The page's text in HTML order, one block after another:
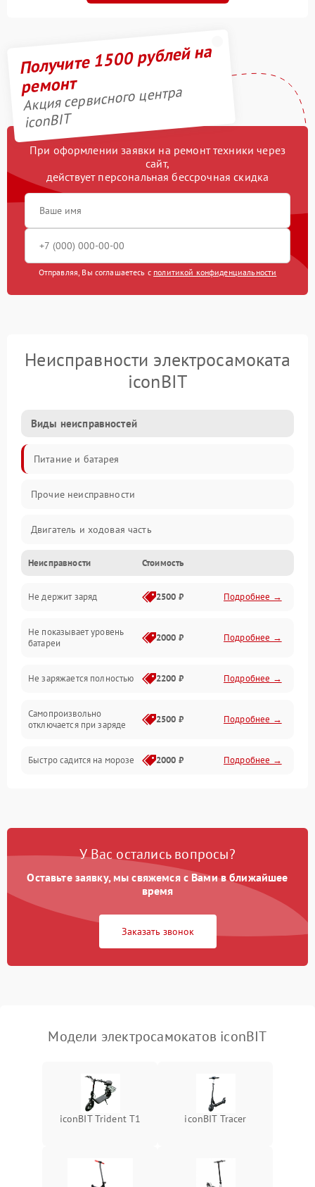
Получите 1500 рублей на
ремонт
Акция сервисного центра
iconBIT
При оформлении заявки на ремонт техники через
сайт,
действует персональная бессрочная скидка
Отправляя, Вы соглашаетесь с политикой конфиденциальности
Неисправности электросамоката
iconBIT
Виды неисправностей
Питание и батарея
Прочие неисправности
Двигатель и ходовая часть
Тормоза и безопасность
Подвеска и колеса
Электроника и управление
Неисправности Стоимость
Не держит заряд 2500 ₽ Подробнее →
Не показывает уровень
батареи
2000 ₽ Подробнее →
Не заряжается полностью 2200 ₽ Подробнее →
Самопроизвольно
отключается при заряде
2500 ₽ Подробнее →
Быстро садится на морозе 2000 ₽ Подробнее →
У Вас остались вопросы?
Оставьте заявку, мы свяжемся с Вами в ближайшее
время
Заказать звонок
Модели электросамокатов iconBIT
iconBIT Trident T1 iconBIT Tracer